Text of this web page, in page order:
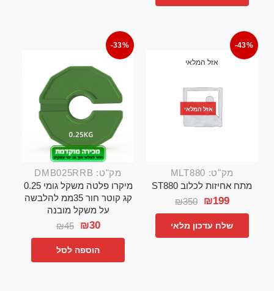
-43%
אזל המלאי
אזל המלאי
מק"ט: MLT880
מתח אחיזות לכלוב ST880
₪350 ₪199
שלח עדכון מלאי
-33%
מק"ט: DMB025RRB
מיקרו פלטה משקל גומי 0.25
קג קוטר חור 35ממ להלבשה
על משקל מובנה
₪45 ₪30
הוספה לסל